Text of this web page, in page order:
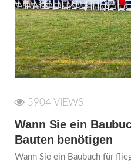
5904 VIEWS
Wann Sie ein
Bauten benötigen
Wann Sie ein Baubuch für